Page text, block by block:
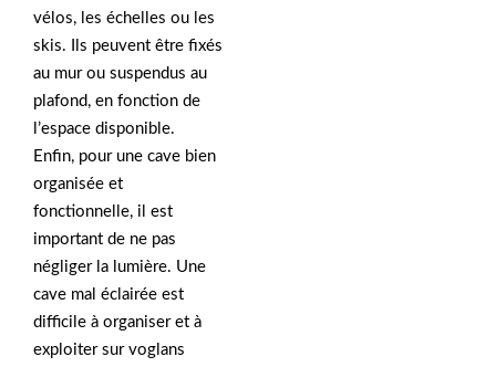
vélos, les échelles ou les
skis. Ils peuvent être fixés
au mur ou suspendus au
plafond, en fonction de
l’espace disponible.
Enfin, pour une cave bien
organisée et
fonctionnelle, il est
important de ne pas
négliger la lumière. Une
cave mal éclairée est
difficile à organiser et à
exploiter sur voglans